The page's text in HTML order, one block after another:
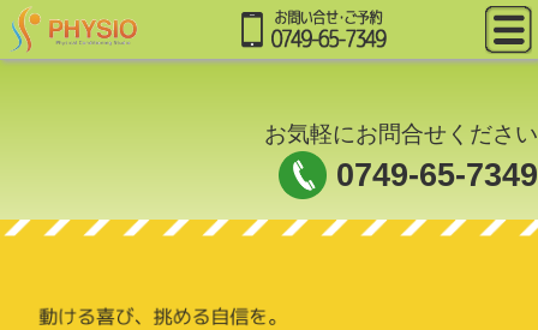
お気軽にお問合せください
0749-65-7349